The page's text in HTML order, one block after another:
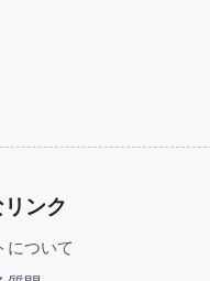
ンク
について